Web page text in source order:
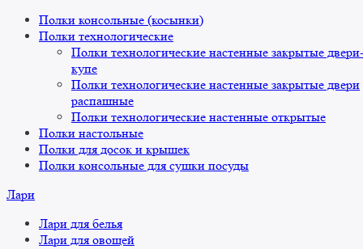
Полки консольные (косынки)
Полки технологические
Полки технологические настенные закрытые двери-
купе
Полки технологические настенные закрытые двери
распашные
Полки технологические настенные открытые
Полки настольные
Полки для досок и крышек
Полки консольные для сушки посуды
Лари
Лари для белья
Лари для овощей